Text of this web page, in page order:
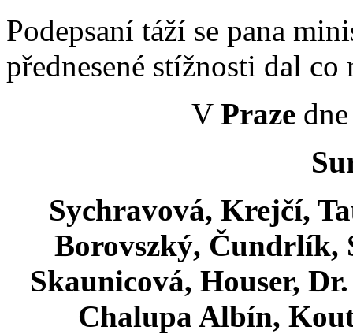
Podepsaní táží se pana
přednesené stížnosti dal
V Praze
Sychravová, Krejčí,
Borovszký, Čundrlík,
Skaunicová, Houser,
Chalupa Albín,